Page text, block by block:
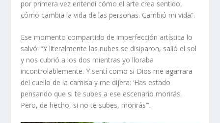
por primera vez entendí cómo el arte crea sentido,
cómo cambia la vida de las personas. Cambió mi vida”.
Ese momento compartido de imperfección artística lo
salvó: “Y literalmente las nubes se disiparon, salió el sol
y nos cubrió a los dos mientras yo lloraba
incontrolablemente. Y sentí como si Dios me agarrara
del cuello de la camisa y me dijera: ‘Has estado
pensando que si te subes a ese escenario morirás.
Pero, de hecho, si no te subes, morirás’”.